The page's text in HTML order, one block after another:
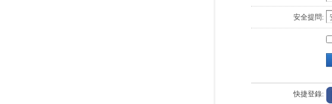
安全提問:
快捷登錄: